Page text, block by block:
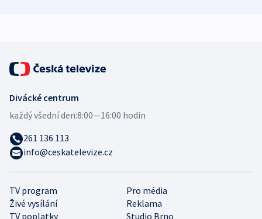
TV program
Pro média
Živé vysílání
Reklama
TV poplatky
Studio Brno
Divácké centrum
každý všední den:8:00—16:00 hodin
261 136 113
info@ceskatelevize.cz